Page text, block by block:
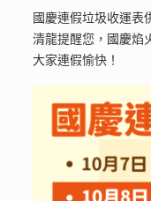
國慶連假垃圾收運表
清龍提醒您，國慶焰
大家連假愉快！